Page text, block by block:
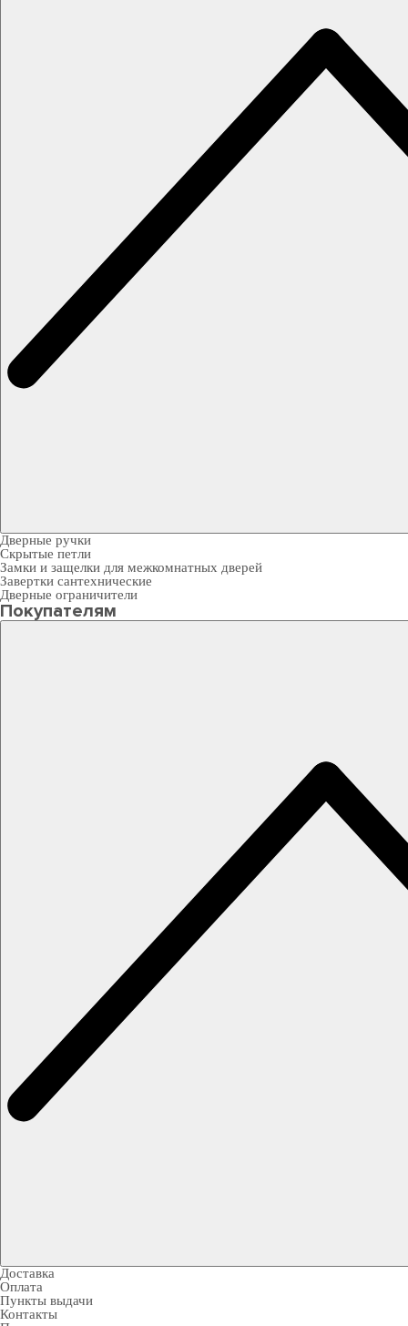
Дверные ручки
Скрытые петли
Замки и защелки для межкомнатных дверей
Завертки сантехнические
Дверные ограничители
Покупателям
Доставка
Оплата
Пункты выдачи
Контакты